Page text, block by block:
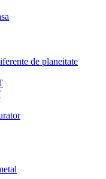
de planeitate